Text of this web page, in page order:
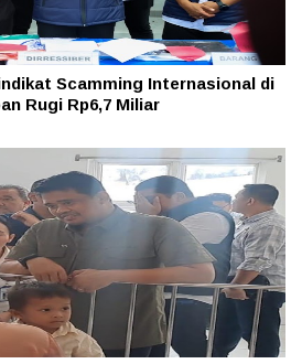
Scamming Internasional di
Rugi Rp6,7 Miliar